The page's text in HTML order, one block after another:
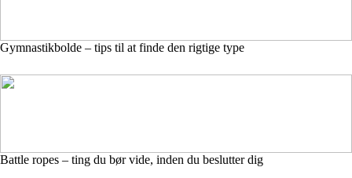
Gymnastikbolde – tips til at finde den rigtige type
Battle ropes – ting du bør vide, inden du beslutter dig